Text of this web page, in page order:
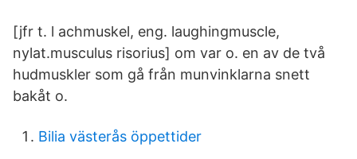
[jfr t. l achmuskel, eng. laughingmuscle,
nylat.musculus risorius] om var o. en av de två
hudmuskler som gå från munvinklarna snett
bakåt o.
Bilia västerås öppettider